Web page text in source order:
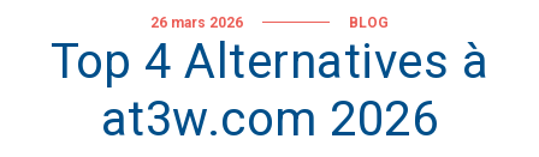
26 mars 2026 BLOG
Top 4 Alternatives à
at3w.com 2026